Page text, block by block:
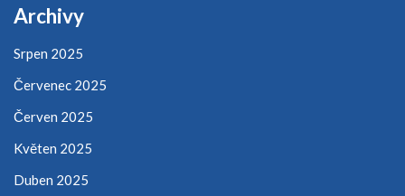
Archivy
Srpen 2025
Červenec 2025
Červen 2025
Květen 2025
Duben 2025